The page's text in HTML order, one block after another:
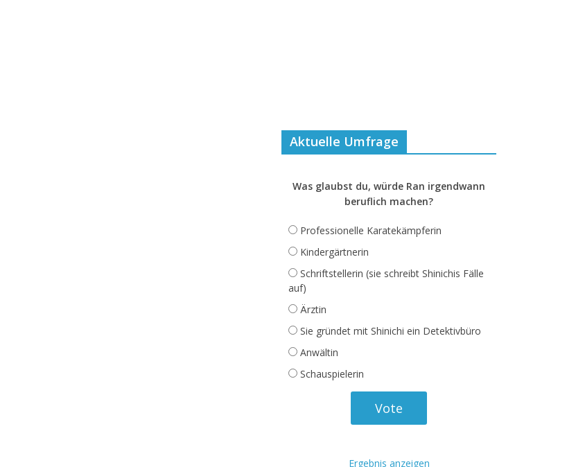
Aktuelle Umfrage
Was glaubst du, würde Ran irgendwann
beruflich machen?
Professionelle Karatekämpferin
Kindergärtnerin
Schriftstellerin (sie schreibt Shinichis Fälle
auf)
Ärztin
Sie gründet mit Shinichi ein Detektivbüro
Anwältin
Schauspielerin
Ergebnis anzeigen